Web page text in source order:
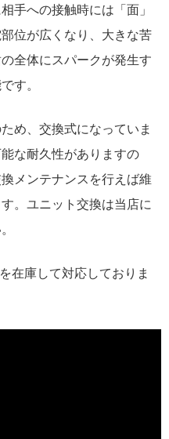
手への接触時には「面」
位が広くなり、大きな苦
全体にスパークが発生す
す。
め、交換式になっていま
な耐久性がありますの
メンテナンスを行えば維
。ユニット交換は当店に
在庫して対応しておりま